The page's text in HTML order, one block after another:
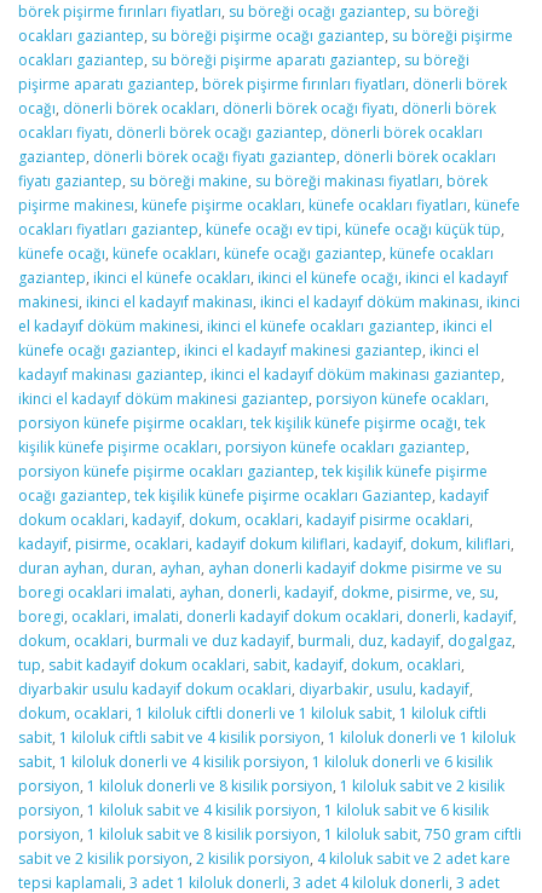
börek pişirme fırınları fiyatları, su böreği ocağı gaziantep, su böreği
ocakları gaziantep, su böreği pişirme ocağı gaziantep, su böreği pişirme
ocakları gaziantep, su böreği pişirme aparatı gaziantep, su böreği
pişirme aparatı gaziantep, börek pişirme fırınları fiyatları, dönerli börek
ocağı, dönerli börek ocakları, dönerli börek ocağı fiyatı, dönerli börek
ocakları fiyatı, dönerli börek ocağı gaziantep, dönerli börek ocakları
gaziantep, dönerli börek ocağı fiyatı gaziantep, dönerli börek ocakları
fiyatı gaziantep, su böreği makine, su böreği makinası fiyatları, börek
pişirme makinesı, künefe pişirme ocakları, künefe ocakları fiyatları, künefe
ocakları fiyatları gaziantep, künefe ocağı ev tipi, künefe ocağı küçük tüp,
künefe ocağı, künefe ocakları, künefe ocağı gaziantep, künefe ocakları
gaziantep, ikinci el künefe ocakları, ikinci el künefe ocağı, ikinci el kadayıf
makinesi, ikinci el kadayıf makinası, ikinci el kadayıf döküm makinası, ikinci
el kadayıf döküm makinesi, ikinci el künefe ocakları gaziantep, ikinci el
künefe ocağı gaziantep, ikinci el kadayıf makinesi gaziantep, ikinci el
kadayıf makinası gaziantep, ikinci el kadayıf döküm makinası gaziantep,
ikinci el kadayıf döküm makinesi gaziantep, porsiyon künefe ocakları,
porsiyon künefe pişirme ocakları, tek kişilik künefe pişirme ocağı, tek
kişilik künefe pişirme ocakları, porsiyon künefe ocakları gaziantep,
porsiyon künefe pişirme ocakları gaziantep, tek kişilik künefe pişirme
ocağı gaziantep, tek kişilik künefe pişirme ocakları Gaziantep, kadayif
dokum ocaklari, kadayif, dokum, ocaklari, kadayif pisirme ocaklari,
kadayif, pisirme, ocaklari, kadayif dokum kiliflari, kadayif, dokum, kiliflari,
duran ayhan, duran, ayhan, ayhan donerli kadayif dokme pisirme ve su
boregi ocaklari imalati, ayhan, donerli, kadayif, dokme, pisirme, ve, su,
boregi, ocaklari, imalati, donerli kadayif dokum ocaklari, donerli, kadayif,
dokum, ocaklari, burmali ve duz kadayif, burmali, duz, kadayif, dogalgaz,
tup, sabit kadayif dokum ocaklari, sabit, kadayif, dokum, ocaklari,
diyarbakir usulu kadayif dokum ocaklari, diyarbakir, usulu, kadayif,
dokum, ocaklari, 1 kiloluk ciftli donerli ve 1 kiloluk sabit, 1 kiloluk ciftli
sabit, 1 kiloluk ciftli sabit ve 4 kisilik porsiyon, 1 kiloluk donerli ve 1 kiloluk
sabit, 1 kiloluk donerli ve 4 kisilik porsiyon, 1 kiloluk donerli ve 6 kisilik
porsiyon, 1 kiloluk donerli ve 8 kisilik porsiyon, 1 kiloluk sabit ve 2 kisilik
porsiyon, 1 kiloluk sabit ve 4 kisilik porsiyon, 1 kiloluk sabit ve 6 kisilik
porsiyon, 1 kiloluk sabit ve 8 kisilik porsiyon, 1 kiloluk sabit, 750 gram ciftli
sabit ve 2 kisilik porsiyon, 2 kisilik porsiyon, 4 kiloluk sabit ve 2 adet kare
tepsi kaplamali, 3 adet 1 kiloluk donerli, 3 adet 4 kiloluk donerli, 3 adet